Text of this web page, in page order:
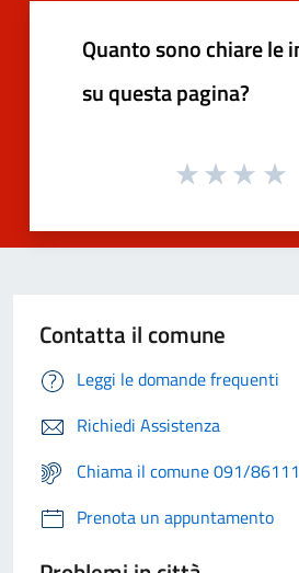
Quanto sono chiare le
su questa pagina?
Contatta il comune
Leggi le domande frequenti
Richiedi Assistenza
Chiama il comune 091/
Prenota un appuntamento